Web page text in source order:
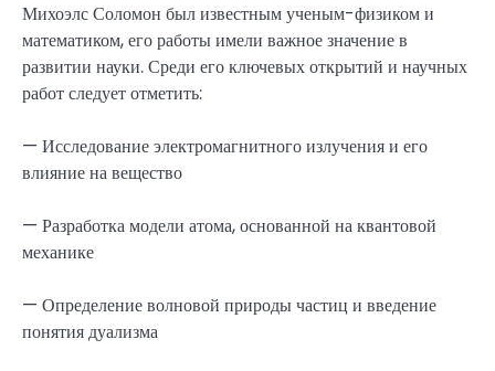
Михоэлс Соломон был известным ученым-физиком и
математиком, его работы имели важное значение в
развитии науки. Среди его ключевых открытий и научных
работ следует отметить:
— Исследование электромагнитного излучения и его
влияние на вещество
— Разработка модели атома, основанной на квантовой
механике
— Определение волновой природы частиц и введение
понятия дуализма